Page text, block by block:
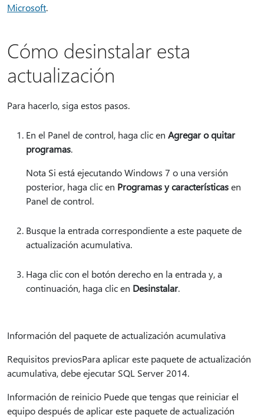
Microsoft.
Cómo desinstalar esta
actualización
Para hacerlo, siga estos pasos.
En el Panel de control, haga clic en Agregar o quitar
programas.
Nota Si está ejecutando Windows 7 o una versión
posterior, haga clic en Programas y característicasen
Panel de control.
Busque la entrada correspondiente a este paquete de
actualización acumulativa.
Haga clic con el botón derecho en la entrada y, a
continuación, haga clic en Desinstalar.
Información del paquete de actualización acumulativa
Requisitos previosPara aplicar este paquete de actualización
acumulativa, debe ejecutar SQL Server 2014.
Información de reinicio Puede que tengas que reiniciar el
equipo después de aplicar este paquete de actualización